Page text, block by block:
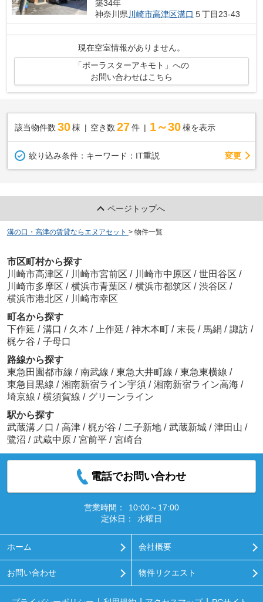
築34年
神奈川県 川崎市高津区溝口 ５丁目23-43
現在空室情報がありません。
「ポーラスターアキモト」への
お問い合わせはこちら
該当物件数 30棟 空き数 27 件 1～30 棟を表示
絞り込み条件： キーワード：IT重説 変更
ページトップへ
溝の口・高津の賃貸ならエヌアセット > 物件一覧
市区町村から探す
川崎市高津区 / 川崎市宮前区 / 川崎市中原区 / 世田谷区 /
川崎市多摩区 / 横浜市青葉区 / 横浜市都筑区 / 渋谷区 /
横浜市港北区 / 川崎市幸区
町名から探す
下作延 / 溝口 / 久本 / 上作延 / 神木本町 / 末長 / 馬絹 / 諏訪 /
梶ケ谷 / 子母口
路線から探す
東急田園都市線 / 南武線 / 東急大井町線 / 東急東横線 /
東急目黒線 / 湘南新宿ライン宇須 / 湘南新宿ライン高海 /
埼京線 / 横須賀線 / グリーンライン
駅から探す
武蔵溝ノ口 / 高津 / 梶が谷 / 二子新地 / 武蔵新城 / 津田山 /
鷺沼 / 武蔵中原 / 宮前平 / 宮崎台
電話でお問い合わせ
営業時間：
10:00～17:00
定休日：
水曜日
ホーム 会社概要
お問い合わせ 物件リクエスト